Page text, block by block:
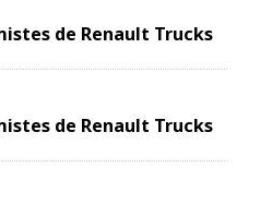
de Renault Trucks
de Renault Trucks